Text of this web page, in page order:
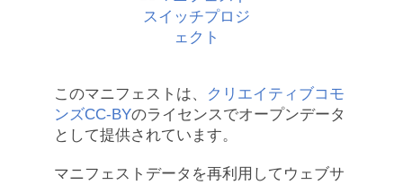
このマニフェストは、
クリエイティブコモ
ンズCC-BYのライセンスでオープンデータ
として提供されています。
マニフェストデータを再利用してウェブサ